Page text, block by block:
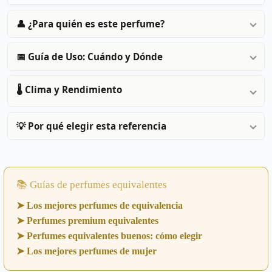
👤 ¿Para quién es este perfume?
📅 Guía de Uso: Cuándo y Dónde
🌡️ Clima y Rendimiento
💡 Por qué elegir esta referencia
📚 Guías de perfumes equivalentes
➤ Los mejores perfumes de equivalencia
➤ Perfumes premium equivalentes
➤ Perfumes equivalentes buenos: cómo elegir
➤ Los mejores perfumes de mujer